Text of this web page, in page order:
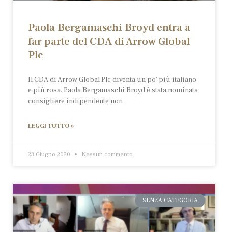
Paola Bergamaschi Broyd entra a
far parte del CDA di Arrow Global
Plc
Il CDA di Arrow Global Plc diventa un po’ più italiano
e più rosa. Paola Bergamaschi Broyd è stata nominata
consigliere indipendente non
LEGGI TUTTO »
23 Giugno 2020 Nessun commento
SENZA CATEGORIA